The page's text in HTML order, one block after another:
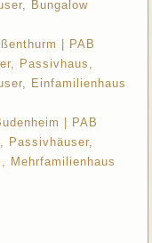
Bungalow
| PAB
Passivhaus,
Einfamilienhaus
| PAB
Passivhäuser,
Mehrfamilienhaus